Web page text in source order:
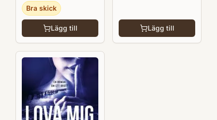
Bra skick
Lägg till Lägg till